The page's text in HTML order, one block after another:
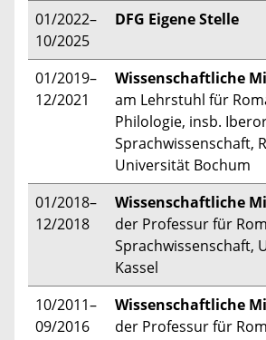
01/2022–
10/2025
DFG Eigene Stelle
01/2019–
12/2021
Wissenschaftliche
am Lehrstuhl für
Philologie, insb.
Sprachwissenschaft,
Universität Bochum
01/2018–
12/2018
Wissenschaftliche
der Professur für
Sprachwissenschaft,
Kassel
10/2011–
09/2016
Wissenschaftliche
der Professur für